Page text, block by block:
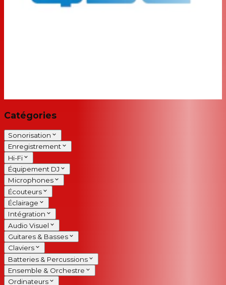
Catégories
Sonorisation
Enregistrement
Hi-Fi
Équipement DJ
Microphones
Écouteurs
Éclairage
Intégration
Audio Visuel
Guitares & Basses
Claviers
Batteries & Percussions
Ensemble & Orchestre
Ordinateurs